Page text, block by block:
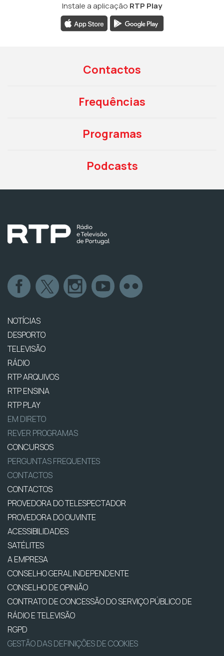
Instale a aplicação RTP Play
Contactos
Frequências
Programas
Podcasts
NOTÍCIAS
DESPORTO
TELEVISÃO
RÁDIO
RTP ARQUIVOS
RTP ENSINA
RTP PLAY
EM DIRETO
REVER PROGRAMAS
CONCURSOS
PERGUNTAS FREQUENTES
CONTACTOS
CONTACTOS
PROVEDORA DO TELESPECTADOR
PROVEDORA DO OUVINTE
ACESSIBILIDADES
SATÉLITES
A EMPRESA
CONSELHO GERAL INDEPENDENTE
CONSELHO DE OPINIÃO
CONTRATO DE CONCESSÃO DO SERVIÇO PÚBLICO DE
RÁDIO E TELEVISÃO
RGPD
GESTÃO DAS DEFINIÇÕES DE COOKIES